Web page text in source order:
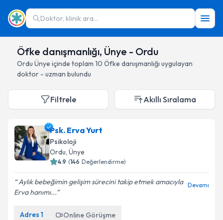
Doktor, klinik ara...
Öfke danışmanlığı, Ünye - Ordu
Ordu Ünye içinde toplam 10 Öfke danışmanlığı uygulayan
doktor - uzman bulundu
Filtrele Akıllı Sıralama
Psk. Erva Yurt
Psikoloji
Ordu, Ünye
4.9 (146 Değerlendirme)
Aylık bebeğimin gelişim sürecini takip etmek amacıyla
Erva hanımı...
Devamı
Adres 1 Online Görüşme